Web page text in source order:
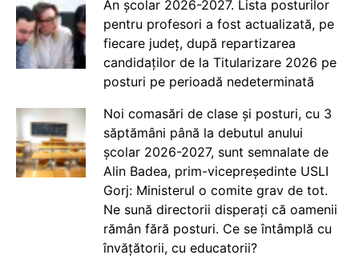
An școlar 2026-2027. Lista posturilor
pentru profesori a fost actualizată, pe
fiecare județ, după repartizarea
candidaților de la Titularizare 2026 pe
posturi pe perioadă nedeterminată
Noi comasări de clase și posturi, cu 3
săptămâni până la debutul anului
școlar 2026-2027, sunt semnalate de
Alin Badea, prim-vicepreședinte USLI
Gorj: Ministerul o comite grav de tot.
Ne sună directorii disperați că oamenii
rămân fără posturi. Ce se întâmplă cu
învățătorii, cu educatorii?